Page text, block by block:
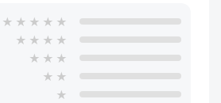
★ ★ ★ ★ ★
★ ★ ★ ★
★ ★ ★
★ ★
★